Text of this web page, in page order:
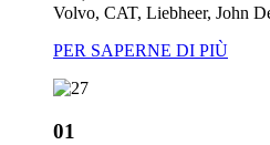
Volvo, CAT, Liebheer, John
PER SAPERNE DI PIÙ
01